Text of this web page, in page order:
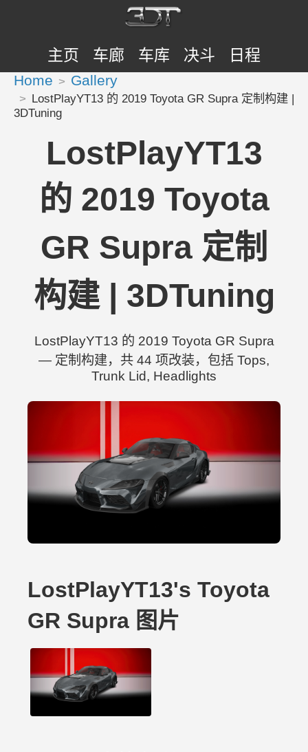
主页 车廊 车库 决斗 日程
Home Gallery
LostPlayYT13 的 2019 Toyota GR Supra 定制构建 |
3DTuning
LostPlayYT13
的 2019 Toyota
GR Supra 定制
构建 | 3DTuning
LostPlayYT13 的 2019 Toyota GR Supra
— 定制构建，共 44 项改装，包括 Tops,
Trunk Lid, Headlights
LostPlayYT13's Toyota
GR Supra 图片